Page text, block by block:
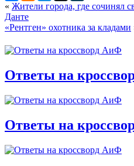
« Жители города, где сочинял
Данте
«Рентген» охотника за кладами
Ответы на
Ответы на